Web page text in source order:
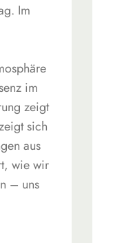
Im
im
zeigt
sich
aus
wie wir
– uns